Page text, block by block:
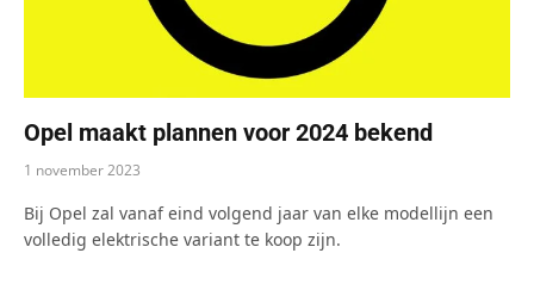
Opel maakt plannen voor 2024 bekend
1 november 2023
Bij Opel zal vanaf eind volgend jaar van elke modellijn een
volledig elektrische variant te koop zijn.